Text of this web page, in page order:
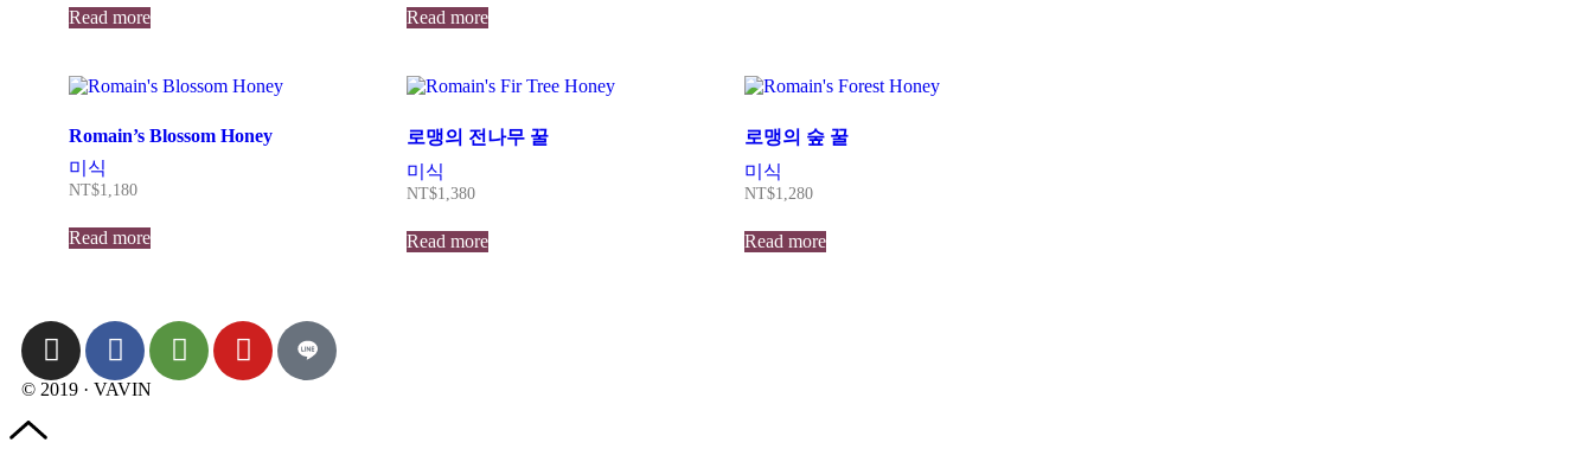
Read more Read more
Romain’s Blossom Honey
미식
NT$1,180
Read more
로맹의 전나무 꿀
미식
NT$1,380
Read more
로맹의 숲 꿀
미식
NT$1,280
Read more
© 2019 · VAVIN